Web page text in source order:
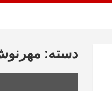
دسته: